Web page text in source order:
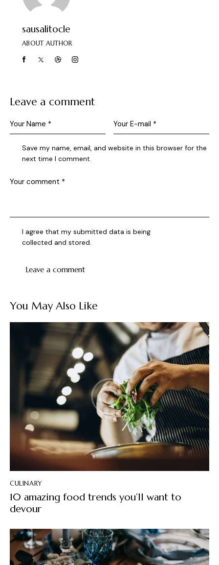
sausalitocle
ABOUT AUTHOR
Leave a comment
Save my name, email, and website in this browser for the
next time I comment.
I agree that my submitted data is being
collected and stored.
You May Also Like
CULINARY
10 amazing food trends you’ll want to
devour